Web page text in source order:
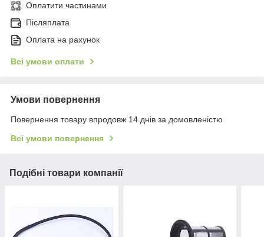
Оплатити частинами
Післяплата
Оплата на рахунок
Всі умови оплати
Умови повернення
Повернення товару впродовж 14 днів за домовленістю
Всі умови повернення
Подібні товари компанії